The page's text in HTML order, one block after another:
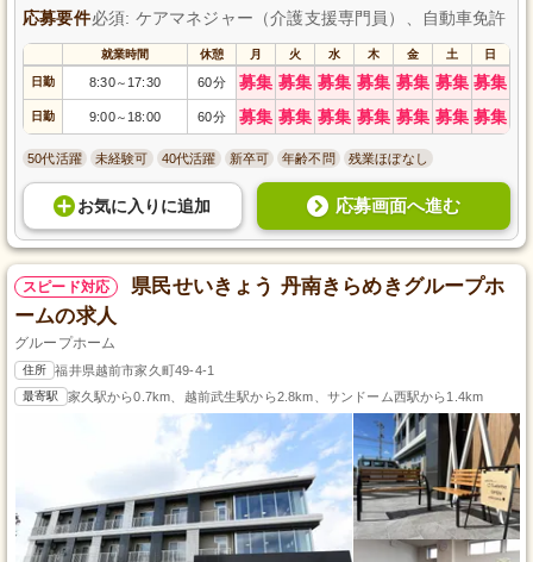
応募要件必須: ケアマネジャー（介護支援専門員）、自動車免許
就業時間 休憩 月 火 水 木 金 土 日
日勤 8:30～ 17:30 60分 募集 募集 募集 募集 募集 募集 募集
日勤 9:00～ 18:00 60分 募集 募集 募集 募集 募集 募集 募集
50代活躍 未経験可 40代活躍 新卒可 年齢不問 残業ほぼなし
お気に入り に追加 応募画面へ進む
スピード対応
県民せいきょう 丹南きらめきグループホ
ームの求人
グループホーム
住所 福井県越前市家久町49-4-1
最寄駅 家久駅から0.7km、越前武生駅から2.8km、サンドーム西駅から1.4km